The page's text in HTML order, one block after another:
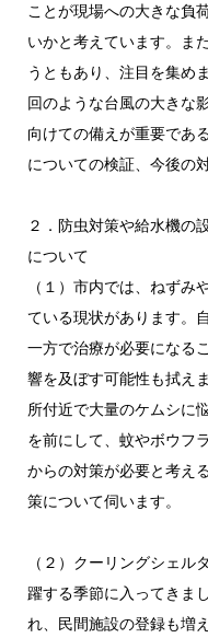
ことが現場への大きな負
いかと考えています。ま
うともあり、注目を集め
回のような台風の大きな
向けての備えが重要であ
についての検証、今後の
２．防虫対策や給水機の
について
（１）市内では、ねずみ
ている現状があります。
一方で治療が必要になる
響を及ぼす可能性も拭え
所付近で大量のケムシに
を前にして、蚊やボウフ
からの対策が必要と考え
策について伺います。
（２）クーリングシェル
躍する季節に入ってきま
れ、民間施設の登録も増